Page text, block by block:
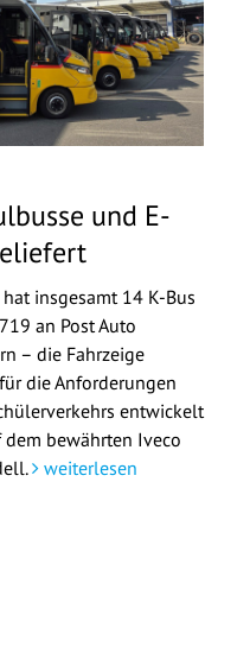
und E-
insgesamt 14 K-Bus
an Post Auto
– die Fahrzeige
die Anforderungen
entwickelt
bewährten Iveco
weiterlesen